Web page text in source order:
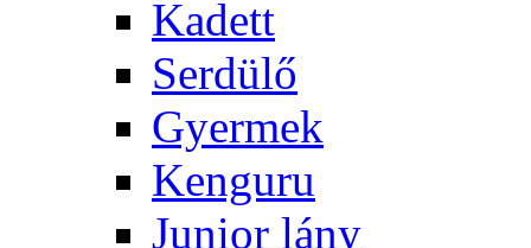
Kadett
Serdülő
Gyermek
Kenguru
Junior lány